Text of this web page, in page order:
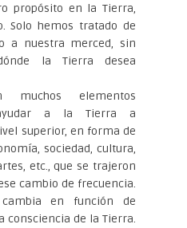
propósito en la Tierra,
Solo hemos tratado de
a nuestra merced, sin
la Tierra desea
muchos elementos
a la Tierra a
superior, en forma de
sociedad, cultura,
etc., que se trajeron
cambio de frecuencia.
cambia en función de
consciencia de la Tierra.